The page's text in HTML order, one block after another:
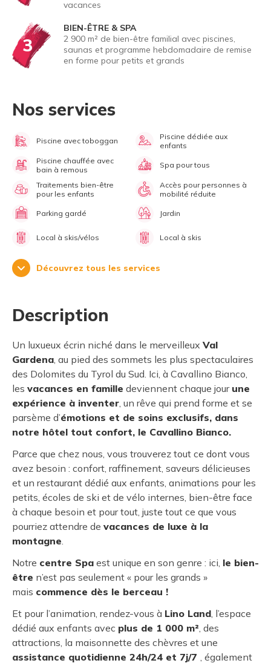
vacances
3
BIEN-ÊTRE & SPA
2 900 m² de bien-être familial avec piscines,
saunas et programme hebdomadaire de remise
en forme pour petits et grands
Nos services
Piscine avec toboggan
Piscine dédiée aux
enfants
Piscine chauffée avec
bain à remous
Spa pour tous
Traitements bien-être
pour les enfants
Accès pour personnes à
mobilité réduite
Parking gardé Jardin
Local à skis/vélos Local à skis
Découvrez tous les services
Description
Un luxueux écrin niché dans le merveilleux Val
Gardena, au pied des sommets les plus spectaculaires
des Dolomites du Tyrol du Sud. Ici, à Cavallino Bianco,
les vacances en famille deviennent chaque jour une
expérience à inventer, un rêve qui prend forme et se
parsème d’émotions et de soins exclusifs, dans
notre hôtel tout confort, le Cavallino Bianco.
Parce que chez nous, vous trouverez tout ce dont vous
avez besoin : confort, raffinement, saveurs délicieuses
et un restaurant dédié aux enfants, animations pour les
petits, écoles de ski et de vélo internes, bien-être face
à chaque besoin et pour tout, juste tout ce que vous
pourriez attendre de vacances de luxe à la
montagne.
Notre centre Spa est unique en son genre : ici, le bien-
être n’est pas seulement « pour les grands »
mais commence dès le berceau !
Et pour l’animation, rendez-vous à Lino Land, l’espace
dédié aux enfants avec plus de 1 000 m², des
attractions, la maisonnette des chèvres et une
assistance quotidienne 24h/24 et 7j/7 , également